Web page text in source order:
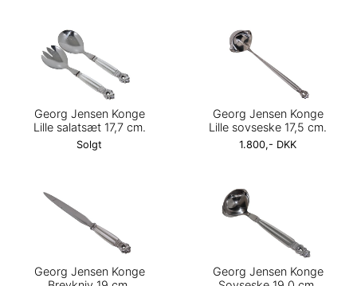
Georg Jensen Konge
Lille salatsæt 17,7 cm.
Solgt
Georg Jensen Konge
Lille sovseske 17,5 cm.
1.800,- DKK
Georg Jensen Konge
Georg Jensen Konge